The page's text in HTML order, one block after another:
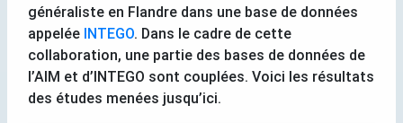
généraliste en Flandre dans une base de données
appelée INTEGO. Dans le cadre de cette
collaboration, une partie des bases de données de
l’AIM et d’INTEGO sont couplées. Voici les résultats
des études menées jusqu’ici.